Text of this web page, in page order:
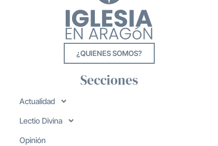
¿QUIENES SOMOS?
Secciones
Actualidad
Lectio Divina
Opinión